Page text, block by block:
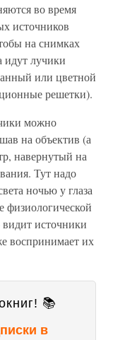
во время
источников
на снимках
идут лучики
или цветной
решетки).
можно
на объектив (а
навернутый на
Тут надо
ночью у глаза
физиологической
источники
воспринимает их
📚
в